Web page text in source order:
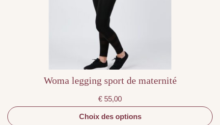
Woma legging sport de maternité
€ 55,00
Choix des options
peuvent
être
choisies
sur
la
page
du
produit